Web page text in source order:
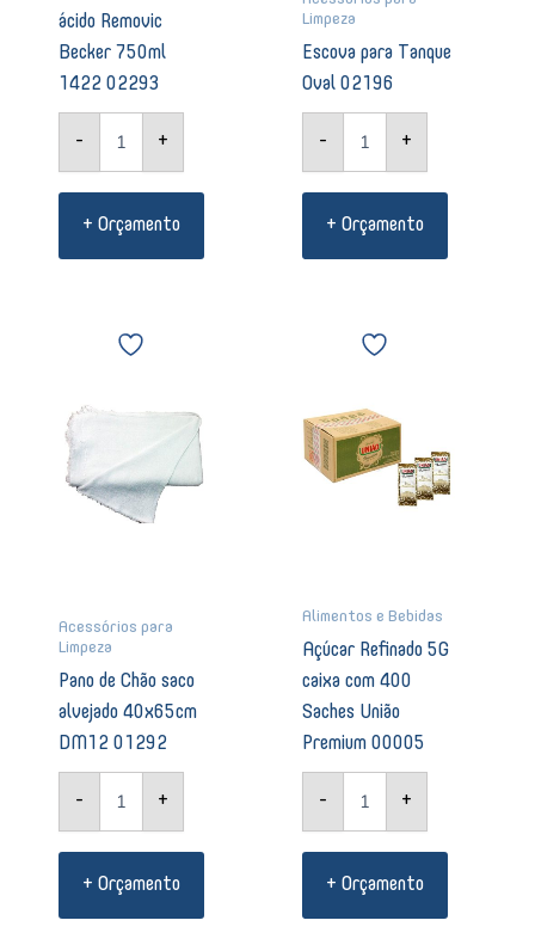
ácido Removic
Becker 750ml
1422 02293
- +
+ Orçamento
Limpeza
Escova para Tanque
Oval 02196
- +
+ Orçamento
Acessórios para
Limpeza
Pano de Chão saco
alvejado 40x65cm
DM12 01292
-
40x65cm
DM12
01292
quantidade
+
+ Orçamento
Alimentos e Bebidas
Açúcar Refinado 5G
caixa com 400
Saches União
Premium 00005
-
Refinado
com
400
Saches
+
+ Orçamento